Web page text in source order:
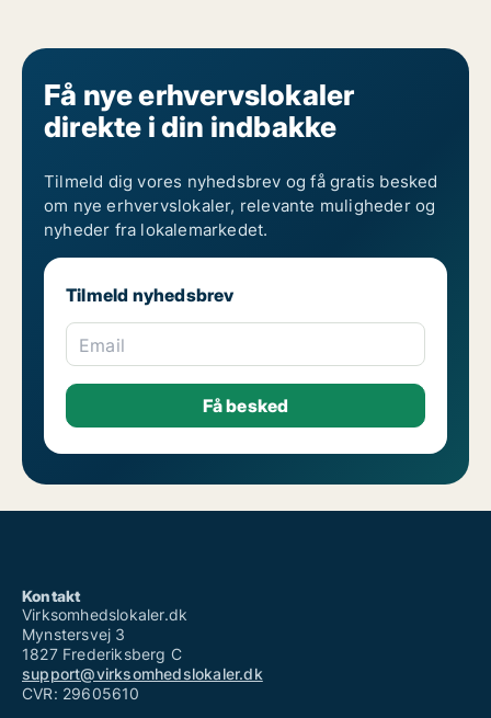
Få nye erhvervslokaler
direkte i din indbakke
Tilmeld dig vores nyhedsbrev og få gratis besked
om nye erhvervslokaler, relevante muligheder og
nyheder fra lokalemarkedet.
Tilmeld nyhedsbrev
Email
Kontakt
Virksomhedslokaler.dk
Mynstersvej 3
1827 Frederiksberg C
support@virksomhedslokaler.dk
CVR: 29605610